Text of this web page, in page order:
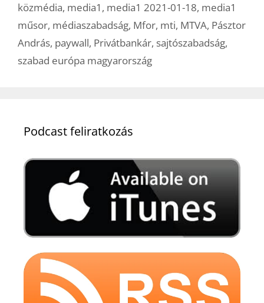
közmédia, media1 , media1 2021-01-18, media1
műsor, médiaszabadság, Mfor, mti, MTVA, Pásztor
András, paywall, Privátbankár, sajtószabadság,
szabad európa magyarország
Podcast feliratkozás